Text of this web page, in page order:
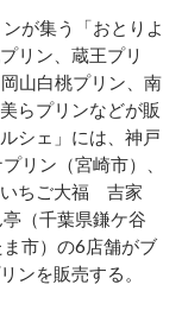
が集う「おとりよ
リン、蔵王プリ
山白桃プリン、南
らプリンなどが販
シェ」には、神戸
リン（宮崎市）、
いちご大福 吉家
（千葉県鎌ケ谷
市）の6店舗がブ
ンを販売する。